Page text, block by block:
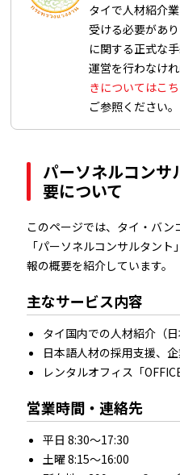
タイで人材紹介
受ける必要があ
に関する正式な
運営を行わなけ
きについてはこ
ご参照ください。
パーソネルコンサ
要について
このページでは、タイ・バ
「パーソネルコンサルタン
報の概要を紹介しています。
主なサービス内容
タイ国内での人材紹介（日
日本語人材の採用支援、
レンタルオフィス「
営業時間・連絡先
平日 8:30～17:30
土曜 8:15～16:00